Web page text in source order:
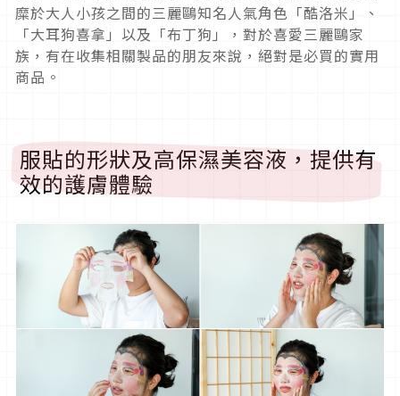
糜於大人小孩之間的三麗鷗知名人氣角色「酷洛米」、
「大耳狗喜拿」以及「布丁狗」，對於喜愛三麗鷗家
族，有在收集相關製品的朋友來說，絕對是必買的實用
商品。
服貼的形狀及高保濕美容液，提供有
效的護膚體驗